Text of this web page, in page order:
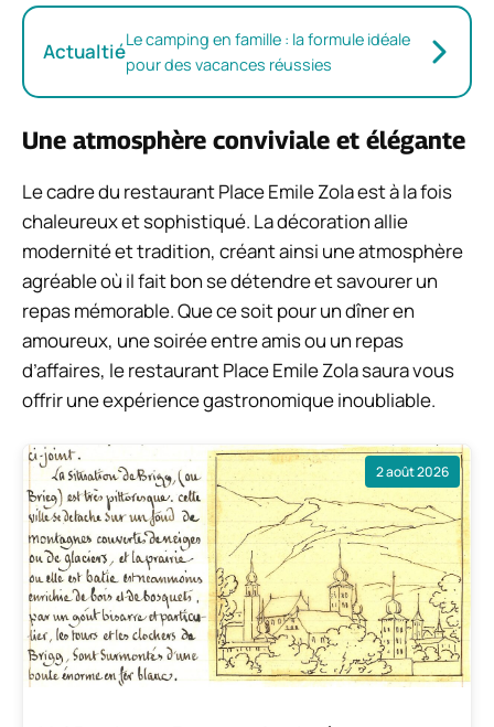
ActualtiéLe camping en famille : la formule idéale
pour des vacances réussies
Une atmosphère conviviale et élégante
Le cadre du restaurant Place Emile Zola est à la fois
chaleureux et sophistiqué. La décoration allie
modernité et tradition, créant ainsi une atmosphère
agréable où il fait bon se détendre et savourer un
repas mémorable. Que ce soit pour un dîner en
amoureux, une soirée entre amis ou un repas
d’affaires, le restaurant Place Emile Zola saura vous
offrir une expérience gastronomique inoubliable.
2 août 2026